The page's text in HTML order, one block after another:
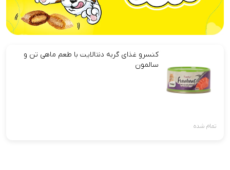
کنسرو غذای گربه دنتالایت با طعم ماهی تن و
سالمون
تمام شده